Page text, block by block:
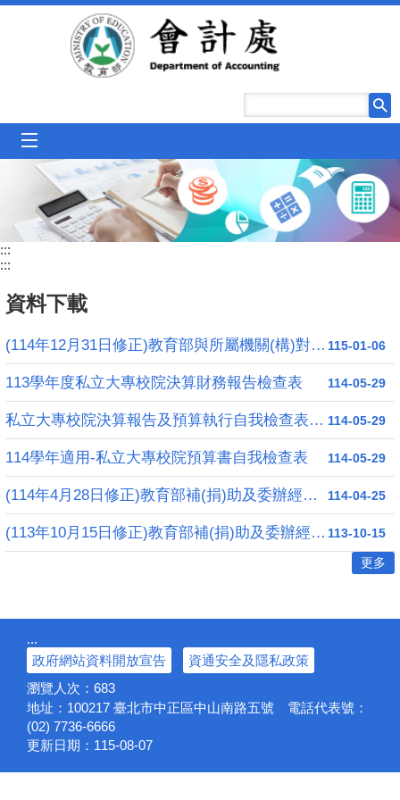
跳到主要內容區塊
:::
:::
資料下載
115-01-06
(114年12月31日修正)教育部與所屬機關(構)對直轄市及縣(市)政府補助款處理原則
114-05-29
113學年度私立大專校院決算財務報告檢查表
114-05-29
私立大專校院決算報告及預算執行自我檢查表(113學年度)
114-05-29
114學年適用-私立大專校院預算書自我檢查表
114-04-25
(114年4月28日修正)教育部補(捐)助及委辦經費核撥結報作業要點
113-10-15
(113年10月15日修正)教育部補(捐)助及委辦經費核撥結報作業要點
更多
:::
政府網站資料開放宣告
資通安全及隱私政策
瀏覽人次： 683
地址：100217 臺北市中正區中山南路五號 電話代表號：
(02) 7736-6666
更新日期： 115-08-07